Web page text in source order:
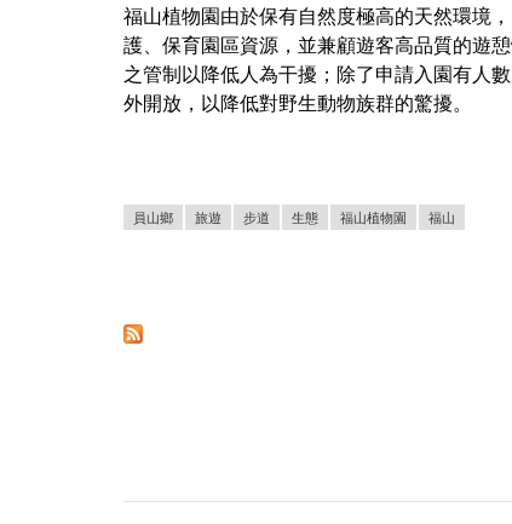
福山植物園由於保有自然度極高的天然環境
護、保育園區資源，並兼顧遊客高品質的遊
之管制以降低人為干擾；除了申請入園有人
外開放，以降低對野生動物族群的驚擾。
員山鄉 旅遊 步道 生態 福山植物園 福山